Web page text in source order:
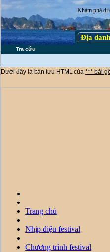
Khám phá di
Địa danh
Tra cứu
Dưới đây là bản lưu HTML của *** bài